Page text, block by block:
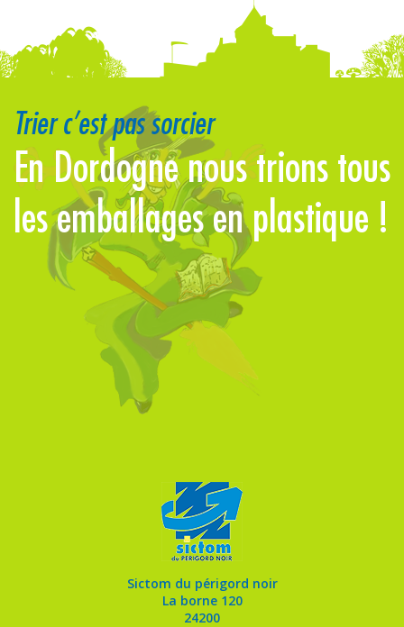
Trier c’est pas sorcier
En Dordogne nous trions tous
les emballages en plastique !
Sictom du périgord noir
La borne 120
24200